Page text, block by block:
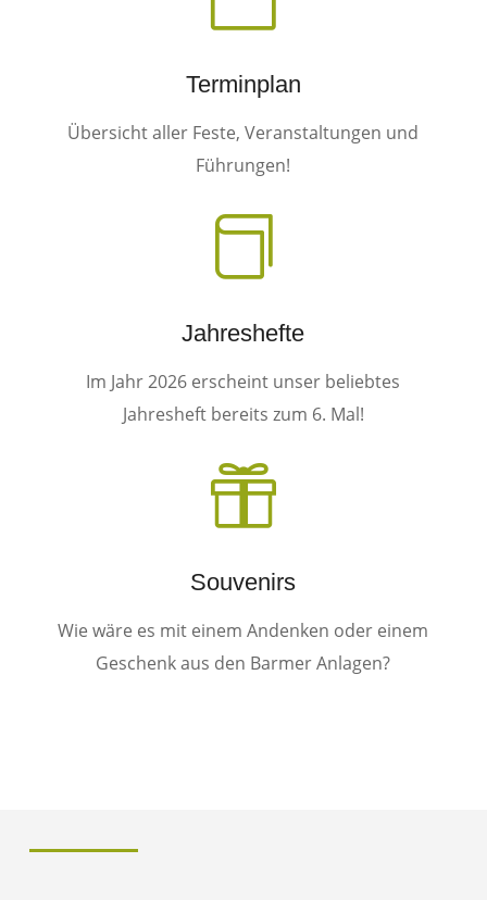
Terminplan
Übersicht aller Feste, Veranstaltungen und
Führungen!

Jahreshefte
Im Jahr 2026 erscheint unser beliebtes
Jahresheft bereits zum 6. Mal!

Souvenirs
Wie wäre es mit einem Andenken oder einem
Geschenk aus den Barmer Anlagen?